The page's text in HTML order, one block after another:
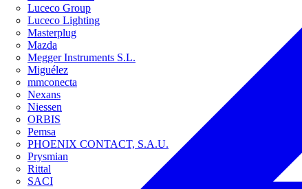
Luceco Group
Luceco Lighting
Masterplug
Mazda
Megger Instruments S.L.
Miguélez
mmconecta
Nexans
Niessen
ORBIS
Pemsa
PHOENIX CONTACT, S.A.U.
Prysmian
Rittal
SACI